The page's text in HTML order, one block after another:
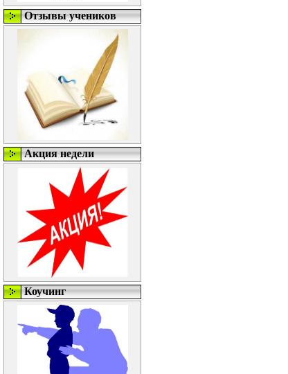
Отзывы учеников
Акция недели
Коучинг